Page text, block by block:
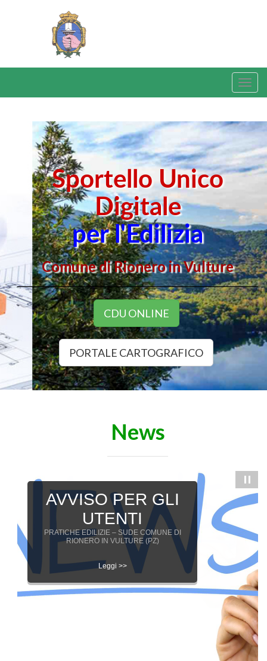
Sportello Unico
Digitale
per l'Edilizia
Comune di Rionero in Vulture
CDU ONLINE
PORTALE CARTOGRAFICO
News
SERVIZIO 7 –
Urbanistica ed
Edilizia Pri
DISCIPLINARE PER L’APPLICAZIONE DELLE
SANZIONI AMMINISTRATIVE PECUNIARIE IN
MATERIA EDILIZIA
Leggi >>